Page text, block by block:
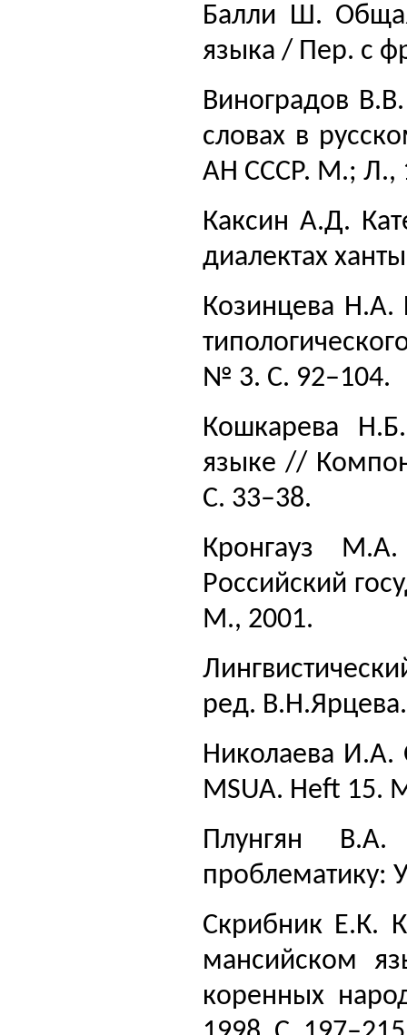
Балли Ш.
языка / Пер. с
Виноградов
словах в
АН СССР. М.; Л.,
Каксин А.Д.
диалектах
Козинцева Н.А.
№ 3. С. 92–104.
Кошкарева
языке //
С. 33–38.
Кронгауз
Российский
М., 2001.
ред.
Николаева И.А.
MSUA. Heft 15.
Плунгян
проблематику:
Скрибник Е.К.
мансийском
коренных